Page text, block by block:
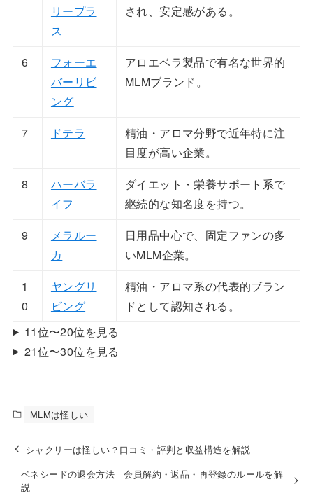
リープラ
ス
され、安定感がある。
6
フォーエ
バーリビ
ング
アロエベラ製品で有名な世界的
MLMブランド。
7 ドテラ
精油・アロマ分野で近年特に注
目度が高い企業。
8
ハーバラ
イフ
ダイエット・栄養サポート系で
継続的な知名度を持つ。
9
メラルー
カ
日用品中心で、固定ファンの多
いMLM企業。
1
0
ヤングリ
ビング
精油・アロマ系の代表的ブラン
ドとして認知される。
11位〜20位を見る
21位〜30位を見る
MLMは怪しい
シャクリーは怪しい？口コミ・評判と収益構造を解説
ベネシードの退会方法｜会員解約・返品・再登録のルールを解
説